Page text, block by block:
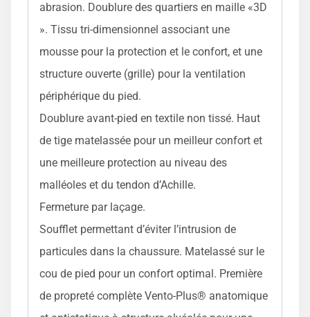
abrasion. Doublure des quartiers en maille «3D
». Tissu tri-dimensionnel associant une
mousse pour la protection et le confort, et une
structure ouverte (grille) pour la ventilation
périphérique du pied.
Doublure avant-pied en textile non tissé. Haut
de tige matelassée pour un meilleur confort et
une meilleure protection au niveau des
malléoles et du tendon d’Achille.
Fermeture par laçage.
Soufflet permettant d’éviter l’intrusion de
particules dans la chaussure. Matelassé sur le
cou de pied pour un confort optimal. Première
de propreté complète Vento-Plus® anatomique